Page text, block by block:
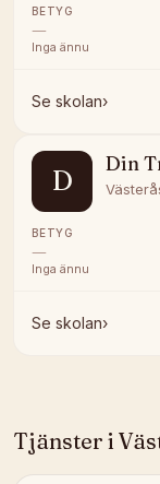
BETYG
—
Inga ännu
Se skolan›
D
Din
BETYG
—
Inga ännu
Se skolan›
Tjänster i